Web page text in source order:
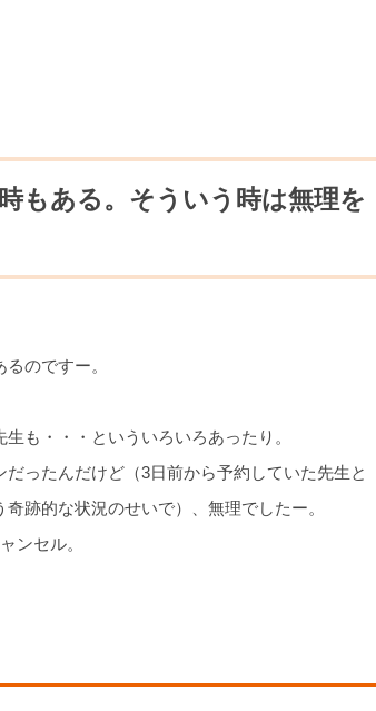
もある。そういう時は無理を
のですー。
も・・・といういろいろあったり。
ったんだけど（3日前から予約していた先生と
跡的な状況のせいで）、無理でしたー。
ンセル。